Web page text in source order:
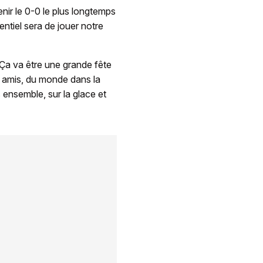
le 0-0 le plus longtemps
sera de jouer notre
va être une grande fête
du monde dans la
sur la glace et